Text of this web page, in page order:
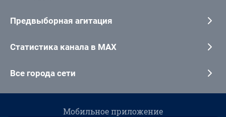
Предвыборная агитация
Статистика канала в MAX
Все города сети
Мобильное приложение